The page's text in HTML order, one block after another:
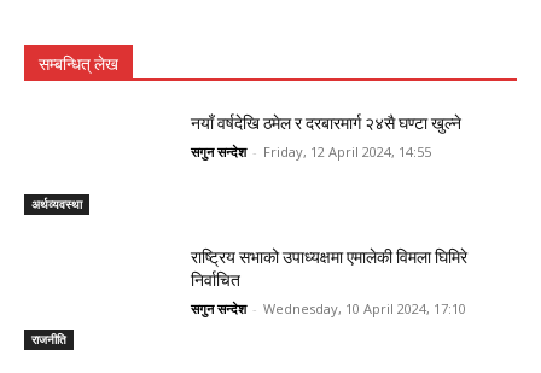
सम्बन्धित् लेख
अर्थव्यवस्था
नयाँ वर्षदेखि ठमेल र दरबारमार्ग २४सै घण्टा खुल्ने
सगुन सन्देश - Friday, 12 April 2024, 14:55
राजनीति
राष्ट्रिय सभाको उपाध्यक्षमा एमालेकी विमला घिमिरे
निर्वाचित
सगुन सन्देश - Wednesday, 10 April 2024, 17:10